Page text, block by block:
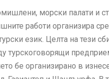
морски палати и
работи организира
език. Целта на тези
турскоговорящи
бе организирано в